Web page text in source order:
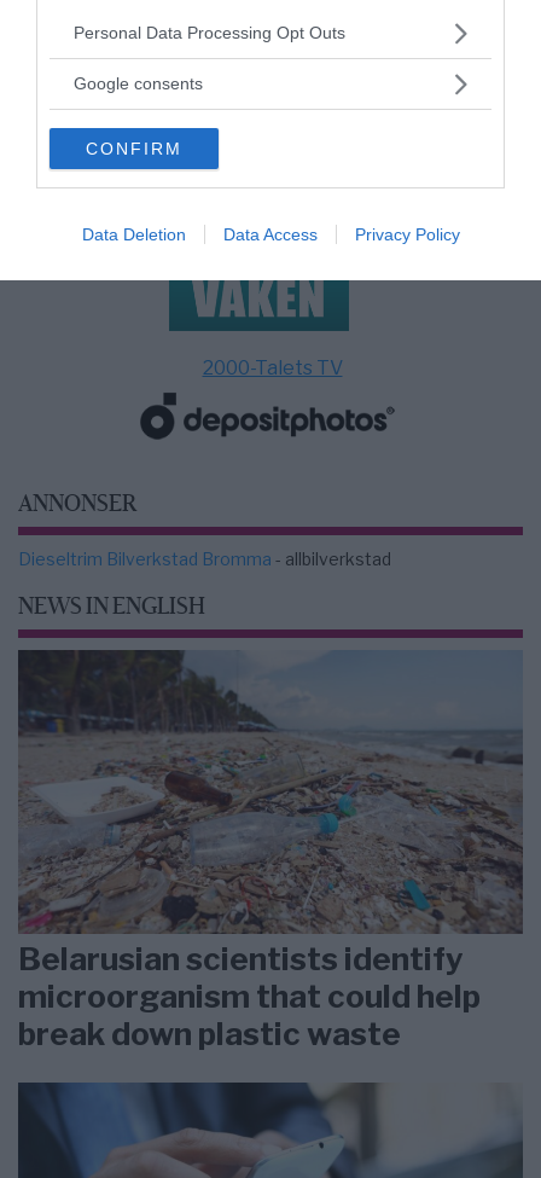
Please note that this website/app uses one or more Google
not limited to your visit or usage behaviour. You may click to
use your data for below specified purposes in below Google
consent section.
Personal Data Processing Opt Outs
Google consents
CONFIRM
Data Deletion Data Access Privacy Policy
2000-Talets TV
ANNONSER
Dieseltrim Bilverkstad Bromma - allbilverkstad
NEWS IN ENGLISH
Belarusian scientists identify
microorganism that could help
break down plastic waste